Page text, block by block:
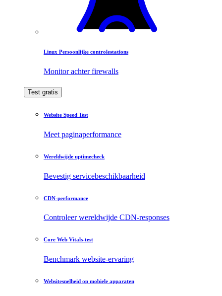
Linux Persoonlijke controlestations
Monitor achter firewalls
Test gratis
Website Speed Test
Meet paginaperformance
Wereldwijde uptimecheck
Bevestig servicebeschikbaarheid
CDN-performance
Controleer wereldwijde CDN-responses
Core Web Vitals-test
Benchmark website-ervaring
Websitesnelheid op mobiele apparaten